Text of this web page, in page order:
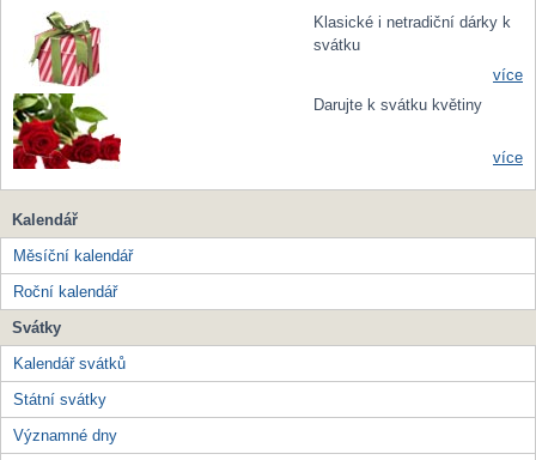
Klasické i netradiční dárky k
svátku
více
Darujte k svátku květiny
více
Kalendář
Měsíční kalendář
Roční kalendář
Svátky
Kalendář svátků
Státní svátky
Významné dny